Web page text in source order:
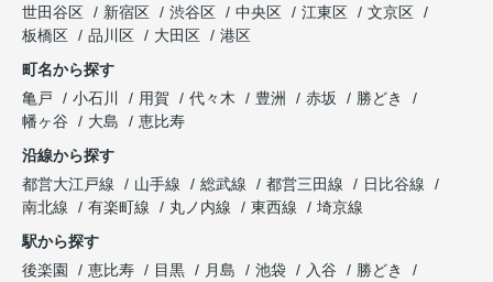
世田谷区
新宿区 渋谷区 中央区 江東区
文京区
板橋区
品川区 大田区
港区
町名から探す
亀戸
小石川 用賀 代々木 豊洲 赤坂
勝どき
幡ヶ谷
大島
恵比寿
沿線から探す
都営大江戸線
山手線 総武線 都営三田線
日比谷線
南北線
有楽町線 丸ノ内線 東西線
埼京線
駅から探す
後楽園
恵比寿 目黒 月島 池袋 入谷
勝どき